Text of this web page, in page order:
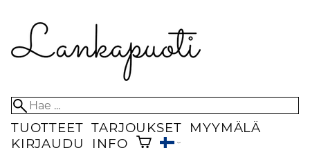
TUOTTEET TARJOUKSET
MYYMÄLÄ
KIRJAUDU
INFO